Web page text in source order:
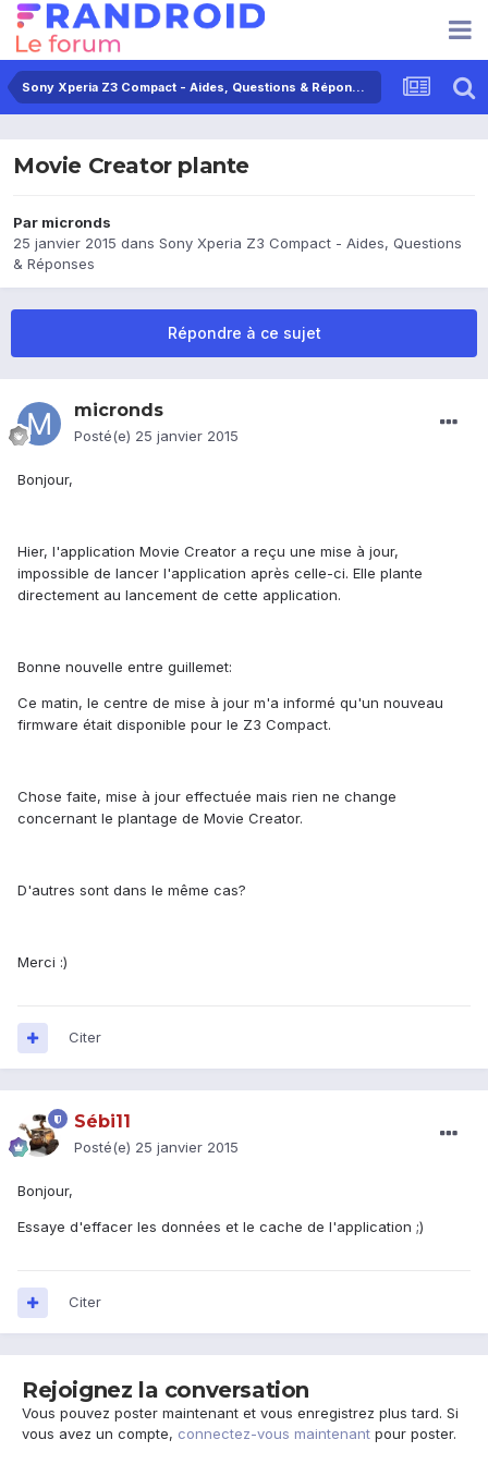
Sony Xperia Z3 Compact - Aides, Questions & Réponses
Movie Creator plante
Par micronds
25 janvier 2015 dans Sony Xperia Z3 Compact - Aides, Questions
& Réponses
Répondre à ce sujet
micronds
Posté(e) 25 janvier 2015
Bonjour,
Hier, l'application Movie Creator a reçu une mise à jour,
impossible de lancer l'application après celle-ci. Elle plante
directement au lancement de cette application.
Bonne nouvelle entre guillemet:
Ce matin, le centre de mise à jour m'a informé qu'un nouveau
firmware était disponible pour le Z3 Compact.
Chose faite, mise à jour effectuée mais rien ne change
concernant le plantage de Movie Creator.
D'autres sont dans le même cas?
Merci :)
Citer
Sébi11
Posté(e) 25 janvier 2015
Bonjour,
Essaye d'effacer les données et le cache de l'application ;)
Citer
Rejoignez la conversation
Vous pouvez poster maintenant et vous enregistrez plus tard. Si
vous avez un compte, connectez-vous maintenant pour poster.